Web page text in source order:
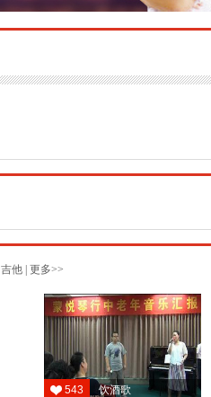
吉他 更多>>
543 饮酒歌